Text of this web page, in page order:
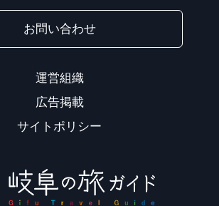
お問い合わせ
運営組織
広告掲載
サイトポリシー